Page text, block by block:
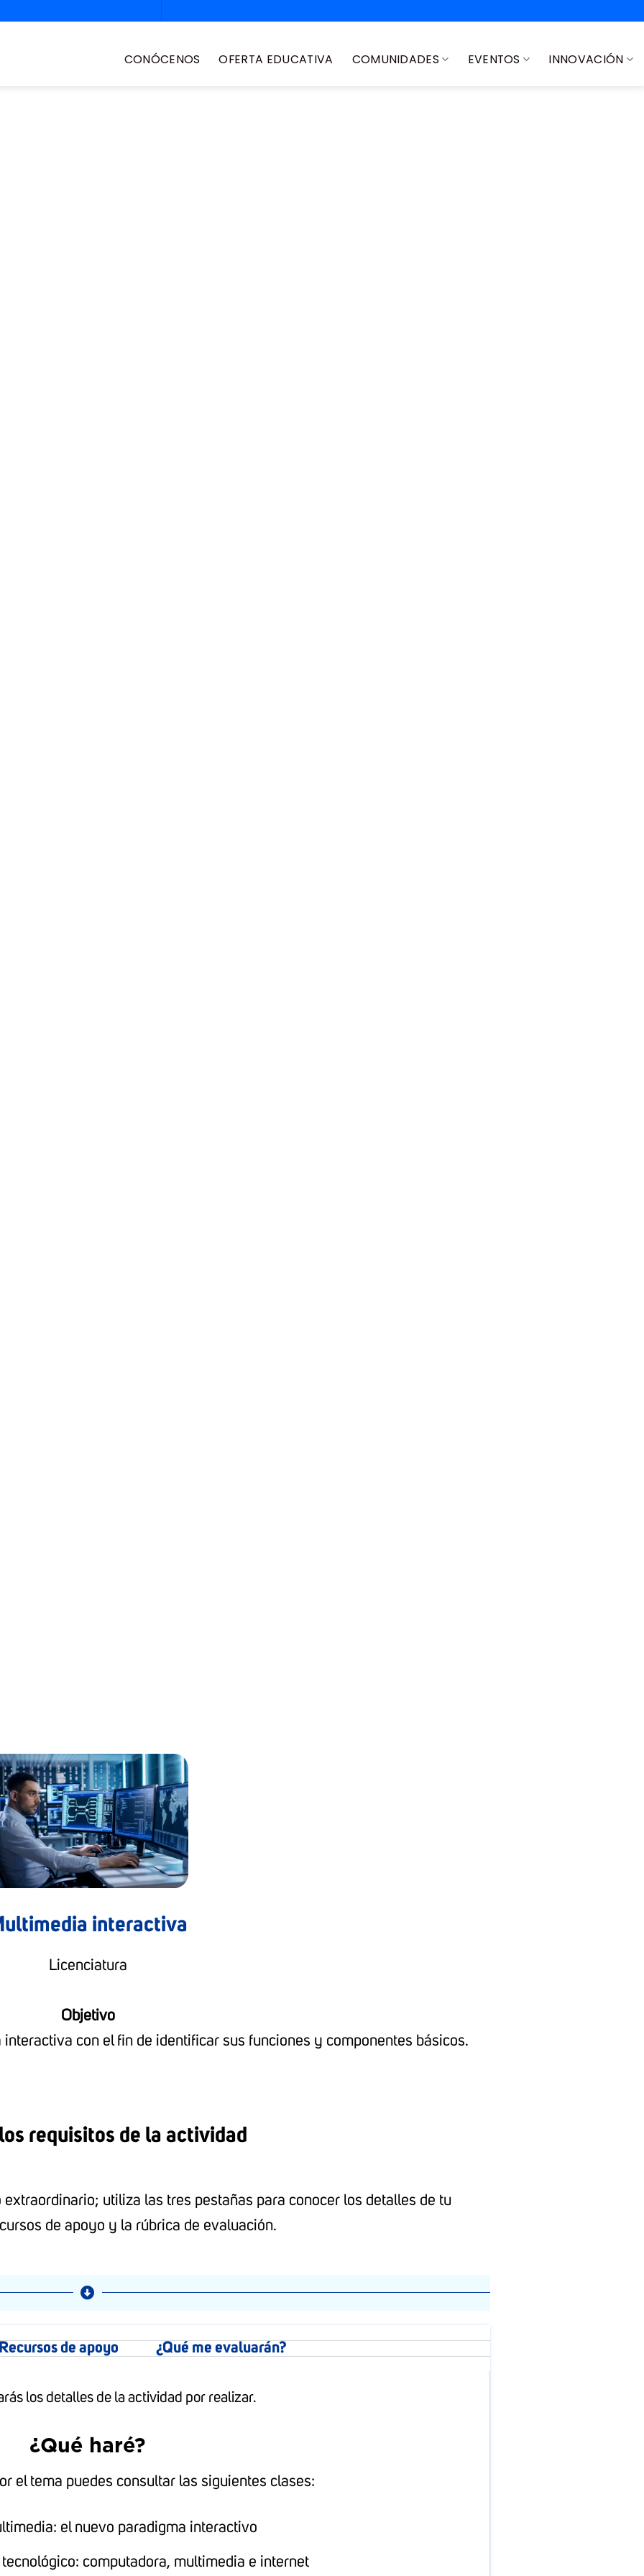
CONÓCENOS OFERTA EDUCATIVA COMUNIDADES EVENTOS INNOVACIÓN
interactiva
Licenciatura
Objetivo
con el fin de identificar sus funciones y componentes básicos.
requisitos de la actividad
utiliza las tres pestañas para conocer los detalles de tu
de apoyo y la rúbrica de evaluación.
de apoyo ¿Qué me evaluarán?
los detalles de la actividad por realizar.
¿Qué haré?
el tema puedes consultar las siguientes clases:
el nuevo paradigma interactivo
computadora, multimedia e internet